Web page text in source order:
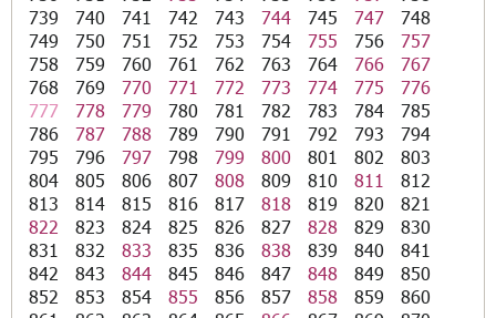
739
740 741 742 743 744 745 747
748
749
750 751 752 753 754 755 756
757
758
759 760 761 762 763 764 766
767
768
769 770 771 772 773 774 775
776
777
778 779 780 781 782 783 784
785
786
787 788 789 790 791 792 793
794
795
796 797 798 799 800 801 802
803
804
805 806 807 808 809 810 811
812
813
814 815 816 817 818 819 820
821
822
823 824 825 826 827 828 829
830
831
832 833 835 836 838 839 840
841
842
843 844 845 846 847 848 849
850
852
853 854 855 856 857 858 859
860